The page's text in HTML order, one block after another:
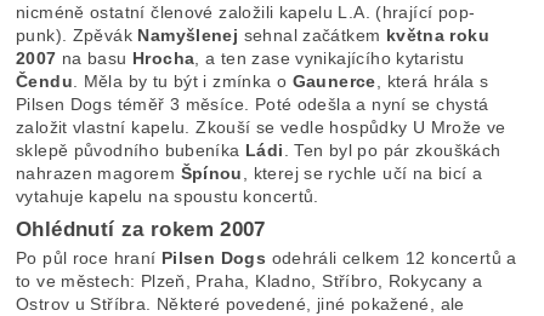
nicméně ostatní členové založili kapelu L.A. (hrající pop-
punk). Zpěvák Namyšlenej sehnal začátkem května roku
2007 na basu Hrocha , a ten zase vynikajícího kytaristu
Čendu . Měla by tu být i zmínka o Gaunerce , která hrála s
Pilsen Dogs téměř 3 měsíce. Poté odešla a nyní se chystá
založit vlastní kapelu. Zkouší se vedle hospůdky U Mrože ve
sklepě původního bubeníka Ládi . Ten byl po pár zkouškách
nahrazen magorem Špínou
, kterej se rychle učí na bicí a
vytahuje kapelu na spoustu koncertů.
Ohlédnutí za rokem 2007
Po půl roce hraní Pilsen Dogs odehráli celkem 12 koncertů a
to ve městech: Plzeň, Praha, Kladno, Stříbro, Rokycany a
Ostrov u Stříbra. Některé povedené, jiné pokažené, ale